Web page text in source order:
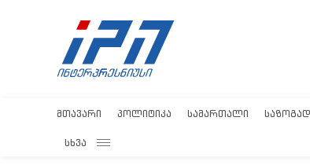
ᲛᲗᲐᲕᲐᲠᲘ ᲞᲝᲚᲘᲢᲘᲙᲐ ᲡᲐᲛᲐᲠᲗᲐᲚᲘ
ᲡᲮᲕᲐ